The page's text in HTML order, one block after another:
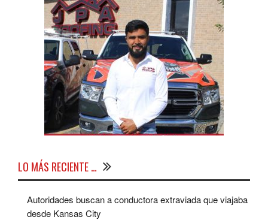
LO MÁS RECIENTE …
Autoridades buscan a conductora extraviada que viajaba
desde Kansas City